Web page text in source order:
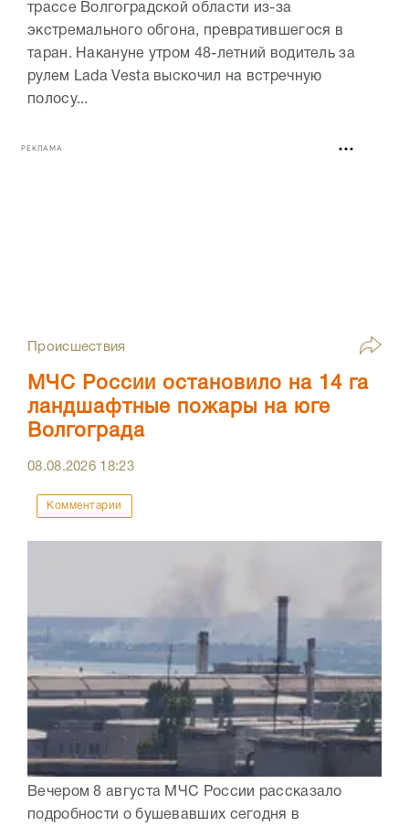
трассе Волгоградской области из-за
экстремального обгона, превратившегося в
таран. Накануне утром 48-летний водитель за
рулем Lada Vesta выскочил на встречную
полосу...
РЕКЛАМА
Происшествия
МЧС России остановило на 14 га
ландшафтные пожары на юге
Волгограда
08.08.2026 18:23
Комментарии
Вечером 8 августа МЧС России рассказало
подробности о бушевавших сегодня в